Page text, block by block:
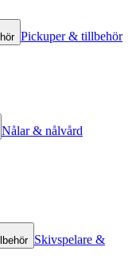
Pickuper & tillbehör
Nålar & nålvård
Skivspelare &